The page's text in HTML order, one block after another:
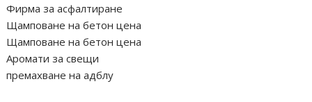
Фирма за асфалтиране
Щамповане на бетон цена
Щамповане на бетон цена
Аромати за свещи
премахване на адблу